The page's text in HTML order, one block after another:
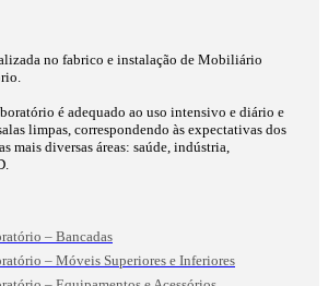
no fabrico e instalação de Mobiliário
é adequado ao uso intensivo e diário e
limpas, correspondendo às expectativas dos
mais diversas áreas: saúde, indústria,
– Bancadas
– Móveis Superiores e Inferiores